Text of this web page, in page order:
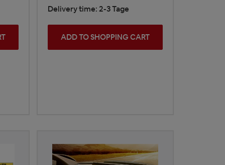
Delivery time: 2-3 Tage
ADD TO SHOPPING CART